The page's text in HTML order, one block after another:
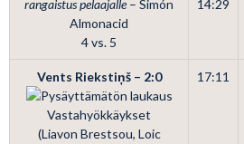
rangaistus pelaajalle– Simón
Almonacid
4 vs. 5
14:29
Vents Riekstiņš – 2:0
Vastahyökkäykset
(Liavon Brestsou, Loic
17:11